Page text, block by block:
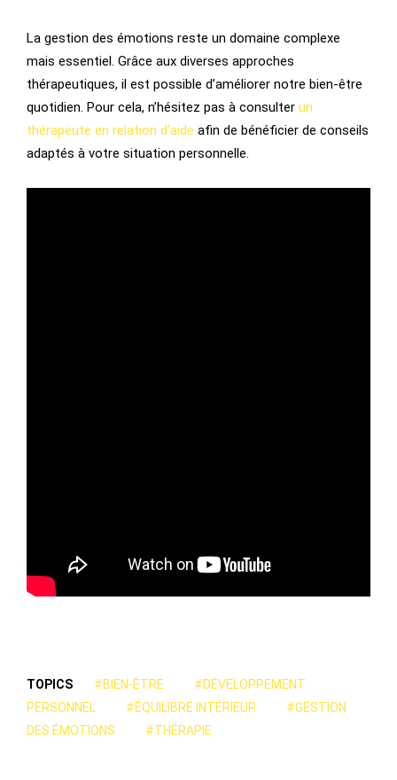
La gestion des émotions reste un domaine complexe
mais essentiel. Grâce aux diverses approches
thérapeutiques, il est possible d’améliorer notre bien-être
quotidien. Pour cela, n’hésitez pas à consulter un
thérapeute en relation d’aide afin de bénéficier de conseils
adaptés à votre situation personnelle.
TOPICS #BIEN-ÊTRE
#DÉVELOPPEMENT
PERSONNEL
#ÉQUILIBRE INTÉRIEUR
#GESTION
DES ÉMOTIONS
#THÉRAPIE